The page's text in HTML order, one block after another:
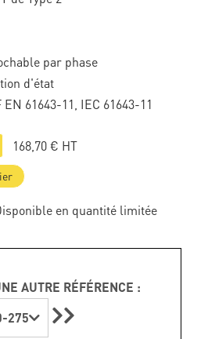
par phase
d'état
61643-11, IEC 61643-11
168,70 € HT
en quantité limitée
AUTRE RÉFÉRENCE :
275